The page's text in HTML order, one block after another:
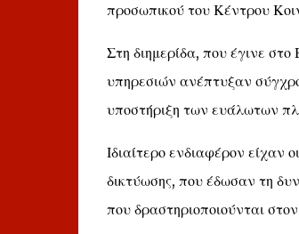
προσωπικού του Κέντρου
Στη διημερίδα, που έγινε στο
υπηρεσιών ανέπτυξαν
υποστήριξη των ευάλωτων
Ιδιαίτερο ενδιαφέρον είχαν
δικτύωσης, που έδωσαν τη
που δραστηριοποιούνται